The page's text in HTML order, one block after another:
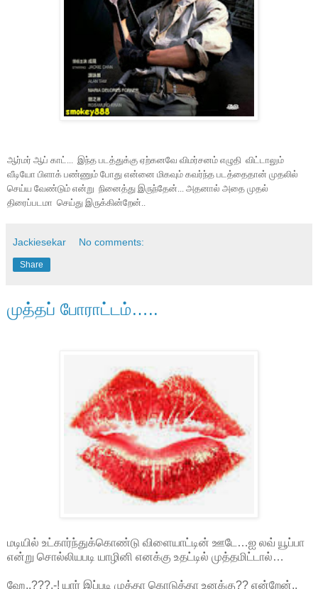
ஆர்மர் ஆப் காட்... இந்த படத்துக்கு ஏற்கனவே விமர்சனம் எழுதி விட்டாலும்
வீடியோ பிளாக் பண்ணும் போது என்னை மிகவும் கவர்ந்த படத்தைதான் முதலில்
செய்ய வேண்டும் என்று நினைத்து இருந்தேன்... அதனால் அதை முதல்
திரைப்படமா செய்து இருக்கின்றேன்..
Jackiesekar No comments:
Share
முத்தப் போராட்டம்…..
மடியில் உட்கார்ந்துக்கொண்டு விளையாட்டின் ஊடே…ஐ லவ் யூப்பா
என்று சொல்லியபடி யாழினி எனக்கு உதட்டில் முத்தமிட்டால்…
ஹே..???.-! யார் இப்படி முத்தா கொடுத்தா உனக்கு?? என்றேன்..